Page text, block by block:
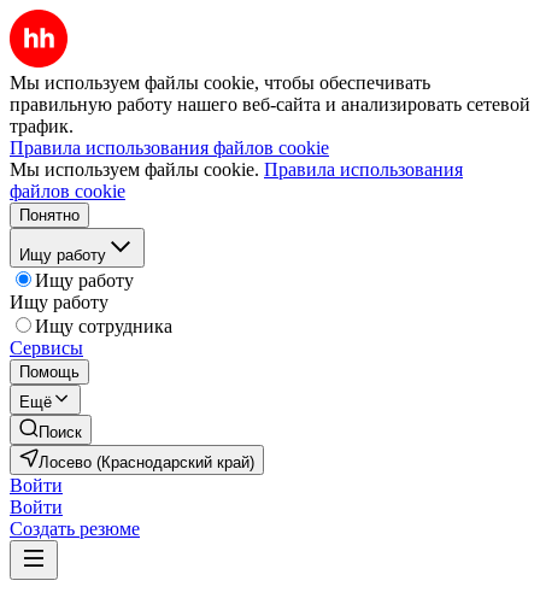
Мы используем файлы cookie, чтобы обеспечивать
правильную работу нашего веб-сайта и анализировать сетевой
трафик.
Правила использования файлов cookie
Мы используем файлы cookie. Правила использования
файлов cookie
Понятно
Ищу работу
Ищу работу
Ищу работу
Ищу сотрудника
Сервисы
Помощь
Ещё
Поиск
Лосево (Краснодарский край)
Войти
Войти
Создать резюме